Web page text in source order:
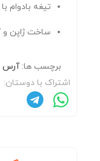
تیغه بادوام
ساخت ژاپن و
برچسب ها:آرس
اشتراک با دوستان: